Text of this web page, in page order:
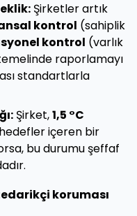
Şirketler artık
kontrol (sahiplik
kontrol (varlık
raporlamayı
standartlarla
Şirket,1,5 °C
hedefler içeren bir
bu durumu şeffaf
koruması